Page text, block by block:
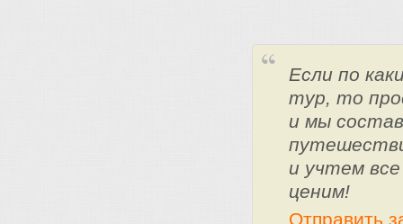
Если по
тур, то
и мы
и учтем
ценим!
Отправить